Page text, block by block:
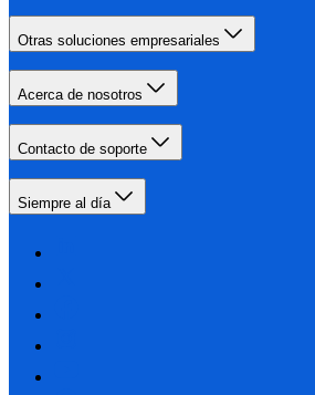
Otras soluciones empresariales
Acerca de nosotros
Contacto de soporte
Siempre al día